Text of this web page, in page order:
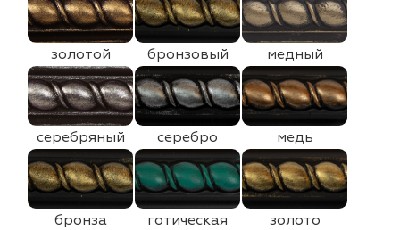
золотой бронзовый медный
серебряный серебро медь
бронза
готическая
золото